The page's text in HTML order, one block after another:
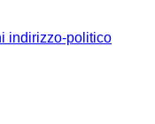
indirizzo-politico